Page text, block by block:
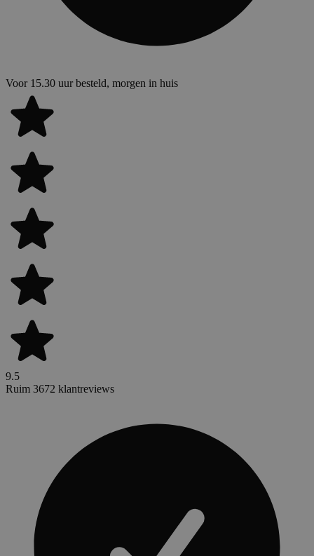
Voor 15.30 uur besteld, morgen in huis
9.5
Ruim 3672 klantreviews